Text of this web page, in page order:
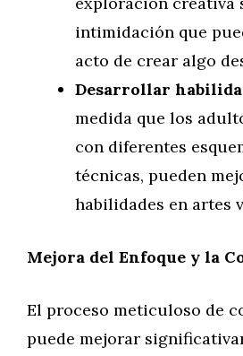
intimidación que
acto de crear algo
Desarrollar
medida que los
con diferentes
técnicas, pueden
habilidades en artes
Mejora del Enfoque y la
El proceso meticuloso de
puede mejorar